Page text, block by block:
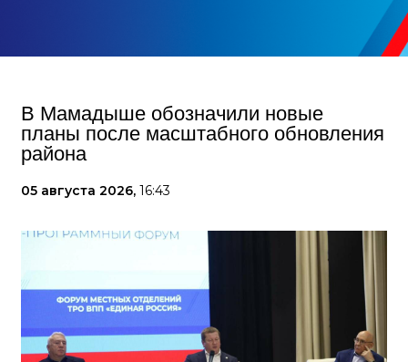
В Мамадыше обозначили новые
планы после масштабного обновления
района
05 августа 2026, 16:43